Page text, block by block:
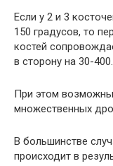
Если у 2 и 3
150 градусов, то
костей
в сторону на 30-400.
При этом
множественных
В большинстве
происходит в